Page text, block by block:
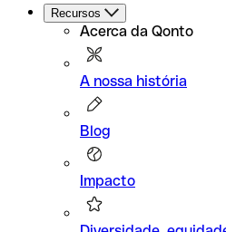
Recursos
Acerca da Qonto
A nossa história
Blog
Impacto